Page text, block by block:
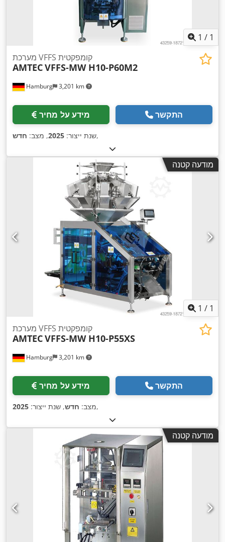
1 / 1
Hamburg 3,201 km
מערכת VFFS קומפקטית
AMTECVFFS-MW H10-P60M2
מידע על מחיר התקשר
שנת ייצור: 2025, מצב: חדש ,
מודעה קטנה
1 / 1
Hamburg 3,201 km
מערכת VFFS קומפקטית
AMTECVFFS-MW H10-P55XS
מידע על מחיר התקשר
מצב: חדש, שנת ייצור: 2025 ,
מודעה קטנה